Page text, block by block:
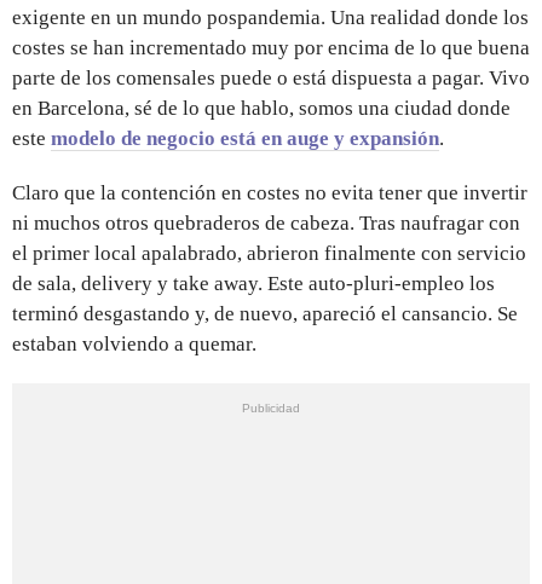
exigente en un mundo pospandemia. Una realidad donde los
costes se han incrementado muy por encima de lo que buena
parte de los comensales puede o está dispuesta a pagar. Vivo
en Barcelona, sé de lo que hablo, somos una ciudad donde
este modelo de negocio está en auge y expansión.
Claro que la contención en costes no evita tener que invertir
ni muchos otros quebraderos de cabeza. Tras naufragar con
el primer local apalabrado, abrieron finalmente con servicio
de sala, delivery y take away. Este auto-pluri-empleo los
terminó desgastando y, de nuevo, apareció el cansancio. Se
estaban volviendo a quemar.